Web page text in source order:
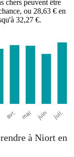
chers peuvent être
ou 28,63 € en
32,27 €.
à Niort en